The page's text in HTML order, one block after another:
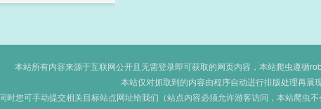
本站所有内容来源于互联网公开且无需登录即可获取的网页内容，本站爬虫遵循
本站仅对抓取到的内容由程序自动进行排版处理再展
同时您可手动提交相关目标站点网址给我们（站点内容必须允许游客访问，本站爬虫